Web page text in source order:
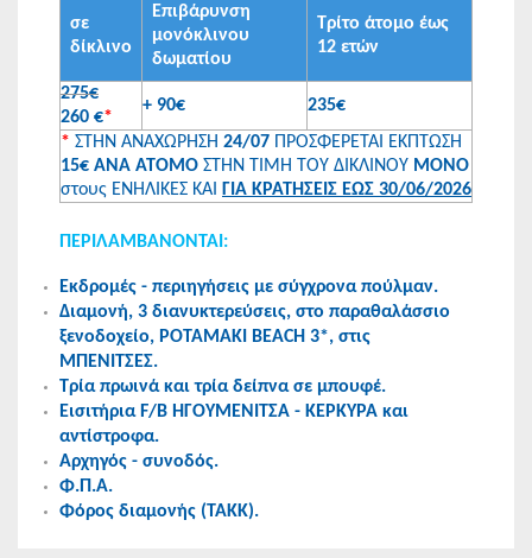
σε
δίκλινο
Επιβάρυνση
μονόκλινου
δωματίου
Τρίτο άτομο έως
12 ετών
275€
260 €*
+ 90€
235€
* ΣΤΗΝ ΑΝΑΧΩΡΗΣΗ 24/07 ΠΡΟΣΦΕΡΕΤΑΙ ΕΚΠΤΩΣΗ
15€ ΑΝΑ ΑΤΟΜΟ ΣΤΗΝ ΤΙΜΗ ΤΟΥ ΔΙΚΛΙΝΟΥ ΜΟΝΟ
στους ΕΝΗΛΙΚΕΣ ΚΑΙ
ΓΙΑ ΚΡΑΤΗΣΕΙΣ ΕΩΣ 30/06/2026
ΠΕΡΙΛΑΜΒΑΝΟΝΤΑΙ:
Εκδρομές - περιηγήσεις με σύγχρονα πούλμαν.
Διαμονή, 3 διανυκτερεύσεις, στο παραθαλάσσιο
ξενοδοχείο, POTAMAKI BEACH 3*, στις
ΜΠΕΝΙΤΣΕΣ.
Τρία πρωινά και τρία δείπνα σε μπουφέ.
Εισιτήρια F/B HΓΟΥΜΕΝΙΤΣΑ - ΚΕΡΚΥΡΑ και
αντίστροφα.
Αρχηγός - συνοδός.
Φ.Π.Α.
Φόρος διαμονής (ΤΑΚΚ).